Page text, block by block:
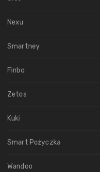
Nexu
Smartney
Finbo
Zetos
Kuki
Smart Pożyczka
Wandoo